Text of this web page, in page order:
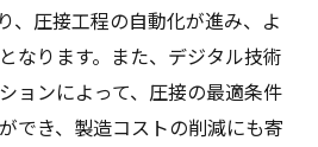
、圧接工程の自動化が進み、よ
なります。また、デジタル技術
ョンによって、圧接の最適条件
でき、製造コストの削減にも寄